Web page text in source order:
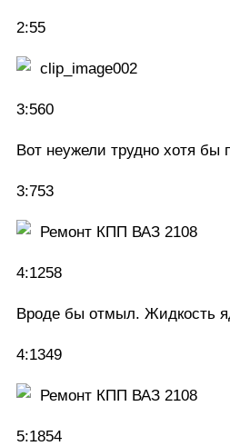
2:55
3:560
Вот неужели трудно хотя бы
3:753
4:1258
Вроде бы отмыл. Жидкость
4:1349
5:1854